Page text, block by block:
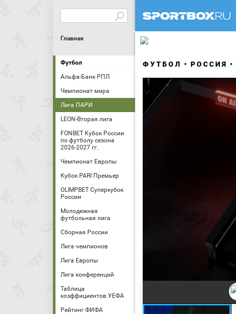
Главная
Футбол
Альфа-Банк РПЛ
Чемпионат мира
Лига ПАРИ
LEON-Вторая лига
FONBET Кубок России
по футболу сезона
2026-2027 гг.
Чемпионат Европы
Кубок PARI Премьер
OLIMPBET Суперкубок
России
Молодежная
футбольная лига
Сборная России
Лига чемпионов
Лига Европы
Лига конференций
Таблица
коэффициентов УЕФА
Рейтинг ФИФА
ФУТБОЛ РОССИЯ